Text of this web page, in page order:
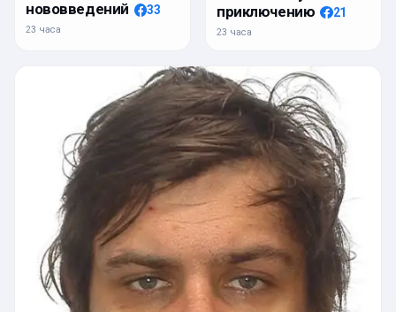
нововведений
33
23 часа
приключению
21
23 часа